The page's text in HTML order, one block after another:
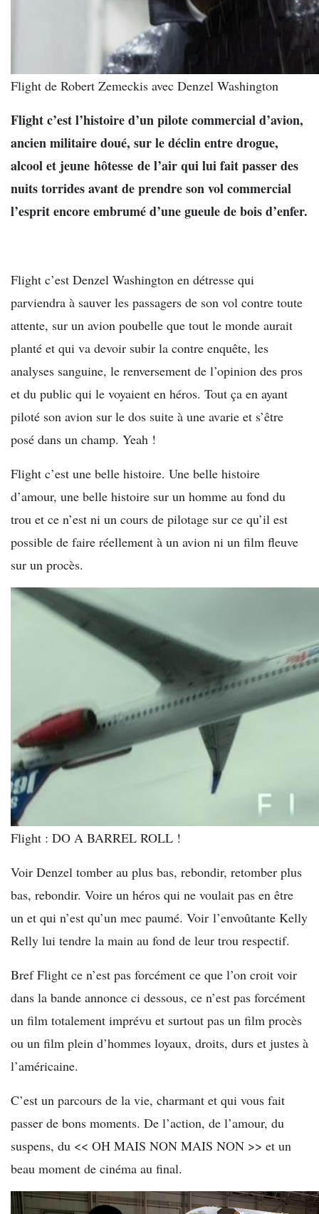
Flight de Robert Zemeckis avec Denzel Washington
Flight c’est l’histoire d’un pilote commercial d’avion,
ancien militaire doué, sur le déclin entre drogue,
alcool et jeune hôtesse de l’air qui lui fait passer des
nuits torrides avant de prendre son vol commercial
l’esprit encore embrumé d’une gueule de bois d’enfer.
Flight c’est Denzel Washington en détresse qui
parviendra à sauver les passagers de son vol contre toute
attente, sur un avion poubelle que tout le monde aurait
planté et qui va devoir subir la contre enquête, les
analyses sanguine, le renversement de l’opinion des pros
et du public qui le voyaient en héros. Tout ça en ayant
piloté son avion sur le dos suite à une avarie et s’être
posé dans un champ. Yeah !
Flight c’est une belle histoire. Une belle histoire
d’amour, une belle histoire sur un homme au fond du
trou et ce n’est ni un cours de pilotage sur ce qu’il est
possible de faire réellement à un avion ni un film fleuve
sur un procès.
Flight : DO A BARREL ROLL !
Voir Denzel tomber au plus bas, rebondir, retomber plus
bas, rebondir. Voire un héros qui ne voulait pas en être
un et qui n’est qu’un mec paumé. Voir l’envoûtante Kelly
Relly lui tendre la main au fond de leur trou respectif.
Bref Flight ce n’est pas forcément ce que l’on croit voir
dans la bande annonce ci dessous, ce n’est pas forcément
un film totalement imprévu et surtout pas un film procès
ou un film plein d’hommes loyaux, droits, durs et justes à
l’américaine.
C’est un parcours de la vie, charmant et qui vous fait
passer de bons moments. De l’action, de l’amour, du
suspens, du << OH MAIS NON MAIS NON >> et un
beau moment de cinéma au final.